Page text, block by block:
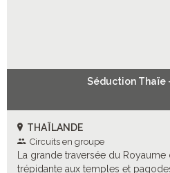
Séduction Thaïe
THAÏLANDE
Circuits en groupe
La grande traversée du
trépidante aux temples et